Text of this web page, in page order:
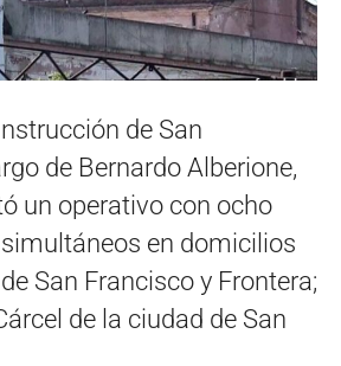
de San
de Bernardo Alberione,
un operativo con ocho
en domicilios
San Francisco y Frontera;
de la ciudad de San